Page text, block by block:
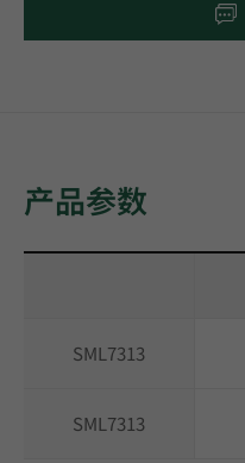
产品参数
SML7313
SML7313